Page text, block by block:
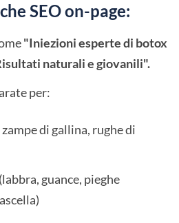
SEO on-page:
"Iniezioni esperte di botox
naturali e giovanili".
per:
di gallina, rughe di
guance, pieghe